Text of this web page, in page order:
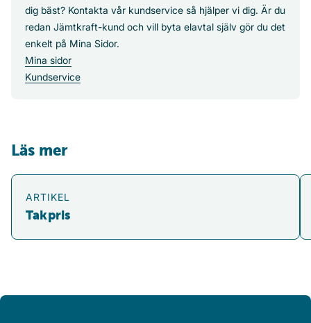
dig bäst? Kontakta vår kundservice så hjälper vi dig. Är du
redan Jämtkraft-kund och vill byta elavtal själv gör du det
enkelt på Mina Sidor.
Mina sidor
Kundservice
Läs mer
Takpris
ARTIKEL
Takpris